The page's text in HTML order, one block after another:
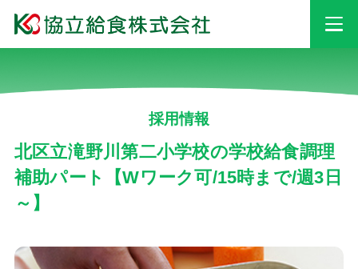
事業情報
安心・安全への取り組み
採用情報
北区立滝野川第二小学校の学校給食調理
補助パート【Wワーク可/15時まで/週3日
～】